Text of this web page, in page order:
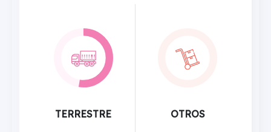
TERRESTRE OTROS